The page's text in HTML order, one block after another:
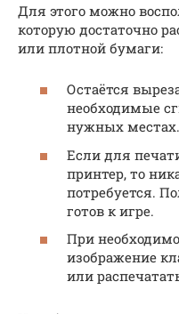
Для этого можно
которую достаточно
или плотной бумаги:
Остаётся
необходимые
нужных местах.
Если для
принтер, то
потребуется.
готов к игре.
При
изображение
или